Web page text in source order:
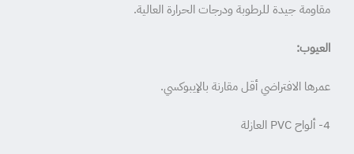
مقاومة جيدة للرطوبة ودرجات الحرارة العالية.
العيوب:
عمرها الافتراضي أقل مقارنة بالإيبوكسي.
4- ألواح PVC العازلة